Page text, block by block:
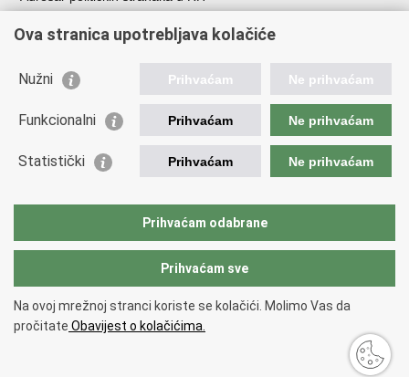
Besplatni telefoni javne uprave
Važne poveznice
Vlada Republike Hrvatske
Europska komisija
Taxation and Customs Union
Copyright © 2026 Ministarstvo financija, Carinska uprava.
korištenja.
Ova stranica upotrebljava kolačiće
Nužni Prihvaćam Ne prihvaćam
Funkcionalni Prihvaćam Ne prihvaćam
Statistički Prihvaćam Ne prihvaćam
Prihvaćam odabrane
Prihvaćam sve
Na ovoj mrežnoj stranci koriste se kolačići. Molimo Vas da
pročitate Obavijest o kolačićima.